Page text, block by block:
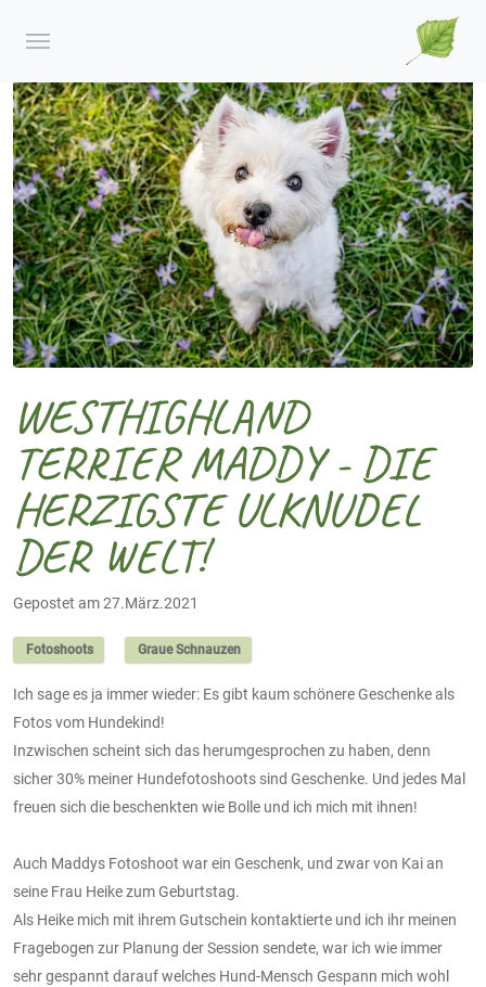
WESTHIGHLAND
TERRIER MADDY - DIE
HERZIGSTE ULKNUDEL
DER WELT!
Gepostet am 27.März.2021
Fotoshoots Graue Schnauzen
Ich sage es ja immer wieder: Es gibt kaum schönere Geschenke als
Fotos vom Hundekind!
Inzwischen scheint sich das herumgesprochen zu haben, denn
sicher 30% meiner Hundefotoshoots sind Geschenke. Und jedes Mal
freuen sich die beschenkten wie Bolle und ich mich mit ihnen!
Auch Maddys Fotoshoot war ein Geschenk, und zwar von Kai an
seine Frau Heike zum Geburtstag.
Als Heike mich mit ihrem Gutschein kontaktierte und ich ihr meinen
Fragebogen zur Planung der Session sendete, war ich wie immer
sehr gespannt darauf welches Hund-Mensch Gespann mich wohl